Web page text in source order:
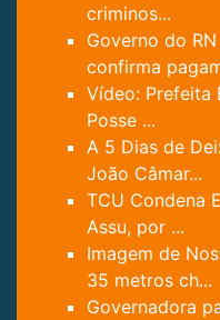
criminos...
Governo do
confirma
Vídeo: Prefeita
Posse ...
A 5 Dias de
João Câmar...
TCU Condena
Assu, por ...
Imagem de
35 metros ch...
Governadora